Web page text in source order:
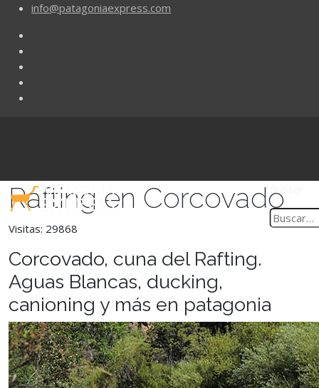
info@patagoniaexpress.com
Rafting en Corcovado
Visitas: 29868
Corcovado, cuna del Rafting.
Aguas Blancas, ducking,
canioning y más en patagonia